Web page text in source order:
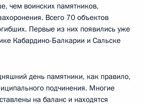
чем воинских памятников,
Всего 70 объектов
Первые из них появились уже
Кабардино-Балкарии и Сальске
день памятники, как правило,
подчинения. Многие
на баланс и находятся